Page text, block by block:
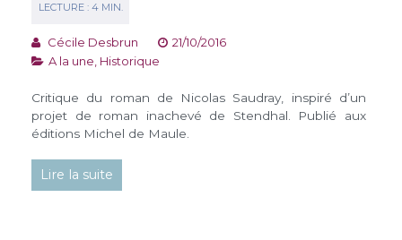
Cécile Desbrun
21/10/2016
A la une, Historique
Critique du roman de Nicolas Saudray, inspiré d’un
projet de roman inachevé de Stendhal. Publié aux
éditions Michel de Maule.
Lire la suite